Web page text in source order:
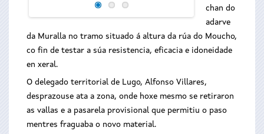
chan do
adarve
da Muralla no tramo situado á altura da rúa do Moucho,
co fin de testar a súa resistencia, eficacia e idoneidade
en xeral.
O delegado territorial de Lugo, Alfonso Villares,
desprazouse ata a zona, onde hoxe mesmo se retiraron
as vallas e a pasarela provisional que permitiu o paso
mentres fraguaba o novo material.